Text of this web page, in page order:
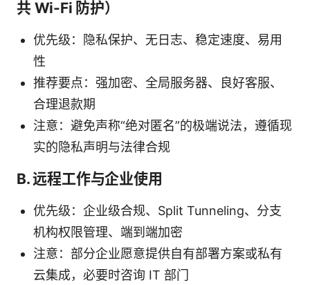
共 Wi-Fi 防护）
优先级：隐私保护、无日志、稳定速度、易用
性
推荐要点：强加密、全局服务器、良好客服、
合理退款期
注意：避免声称“绝对匿名”的极端说法，遵循现
实的隐私声明与法律合规
B. 远程工作与企业使用
优先级：企业级合规、Split Tunneling、分支
机构权限管理、端到端加密
注意：部分企业愿意提供自有部署方案或私有
云集成，必要时咨询 IT 部门